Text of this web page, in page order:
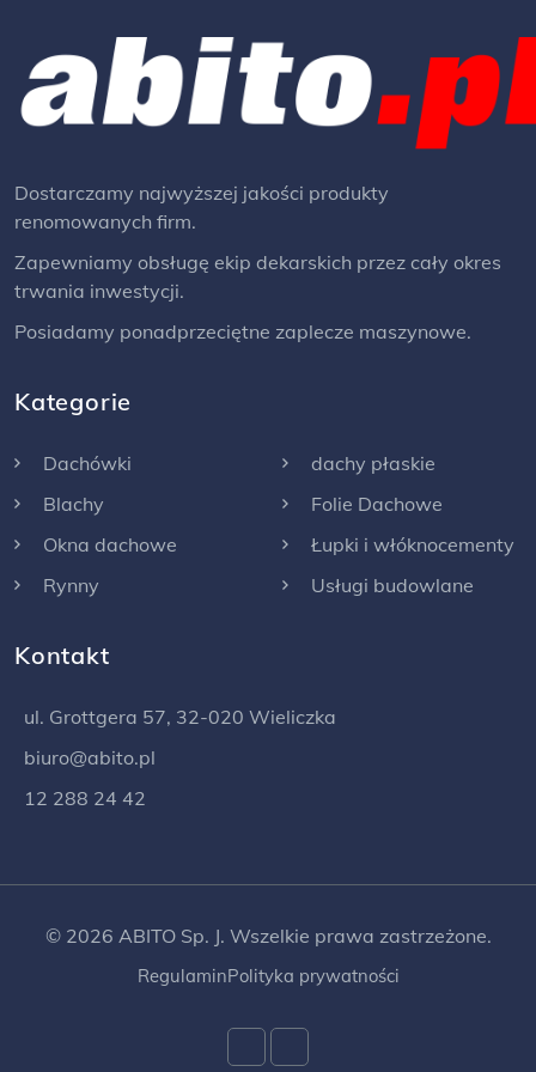
podł&oacute;g. Wybierając
Naturheld, wybierasz zdrowie,
oszczędność i spok&oacute;j na
Tw&oacute;j dom będzie nie tylko
budynkiem, ale prawdziwym
azylem &ndash; dla Ciebie i Twoich
bliskich.
Dostarczamy najwyższej jakości produkty
renomowanych firm.
Zapewniamy obsługę ekip dekarskich przez cały okres
trwania inwestycji.
Posiadamy ponadprzeciętne zaplecze maszynowe.
Kategorie
Dachówki
Blachy
Okna dachowe
Rynny
dachy płaskie
Folie Dachowe
Łupki i włóknocementy
Usługi budowlane
Kontakt
ul. Grottgera 57, 32-020 Wieliczka
biuro@abito.pl
12 288 24 42
© 2026 ABITO Sp. J. Wszelkie prawa zastrzeżone.
RegulaminPolityka prywatności